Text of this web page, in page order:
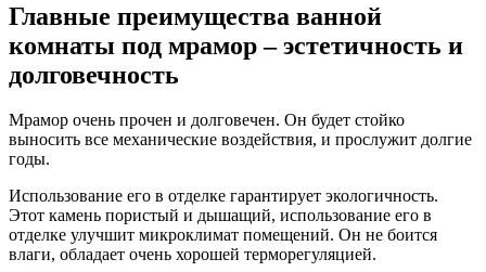
Главные преимущества ванной
комнаты под мрамор – эстетичность и
долговечность
Мрамор очень прочен и долговечен. Он будет стойко
выносить все механические воздействия, и прослужит долгие
годы.
Использование его в отделке гарантирует экологичность.
Этот камень пористый и дышащий, использование его в
отделке улучшит микроклимат помещений. Он не боится
влаги, обладает очень хорошей терморегуляцией.